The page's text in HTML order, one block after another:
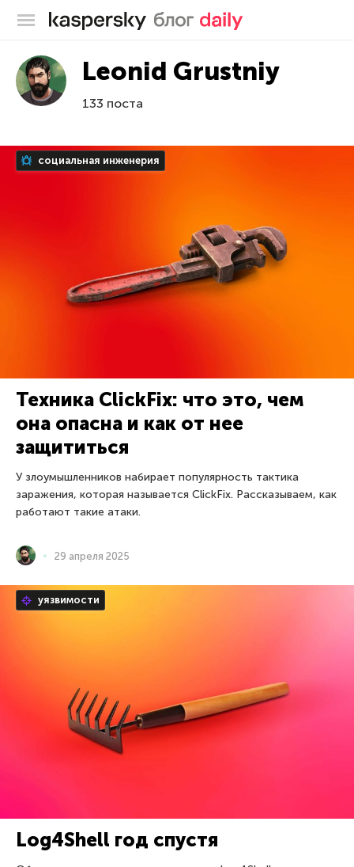
Блог Касперского
Leonid Grustniy
133 поста
социальная инженерия
Техника ClickFix: что это, чем
она опасна и как от нее
защититься
У злоумышленников набирает популярность тактика
заражения, которая называется ClickFix. Рассказываем, как
работают такие атаки.
29 апреля 2025
уязвимости
Log4Shell год спустя